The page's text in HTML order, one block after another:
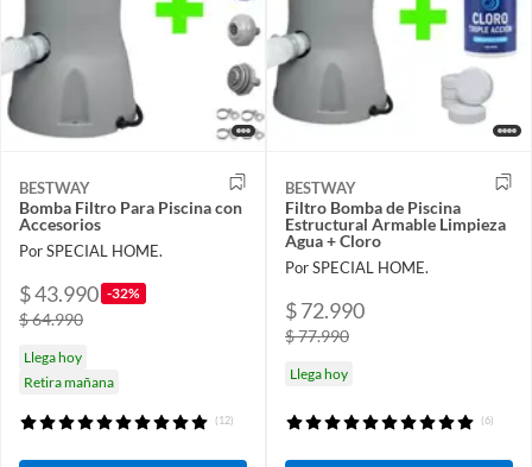
BESTWAY
Bomba Filtro Para Piscina con
Accesorios
Por SPECIAL HOME.
$ 43.990 -32%
$ 64.990
Llega hoy
Retira mañana
(12)
BESTWAY
Filtro Bomba de Piscina
Estructural Armable Limpieza
Agua + Cloro
Por SPECIAL HOME.
$ 72.990
$ 77.990
Llega hoy
(6)